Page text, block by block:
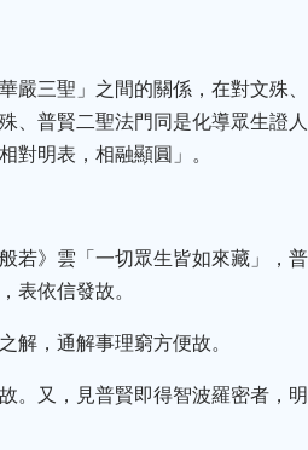
三聖」之間的關係，在對文殊
、普賢二聖法門同是化導眾生證
對明表，相融顯圓」。
若》雲「一切眾生皆如來藏」，
表依信發故。
解，通解事理窮方便故。
又，見普賢即得智波羅密者，